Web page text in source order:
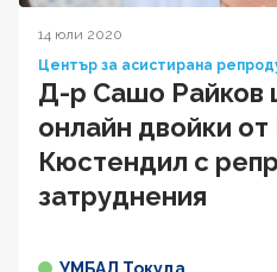
14 юли 2020
Център за асистирана
Д-р Сашо Райков
онлайн двойки от
Кюстендил с
затруднения